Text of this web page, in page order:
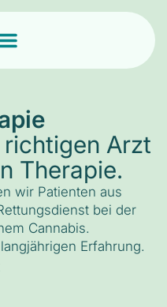
Arzt
Therapie.
wir Patienten aus
bei der
Cannabis.
Erfahrung.